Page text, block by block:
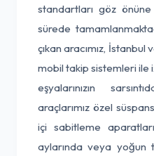
standartları göz önüne
sürede
çıkan aracımız, İstanbul
mobil takip sistemleri ile
eşyalarınızın
araçlarımız özel
içi sabitleme
aylarında veya